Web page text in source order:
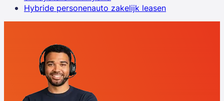
Hybride personenauto zakelijk leasen